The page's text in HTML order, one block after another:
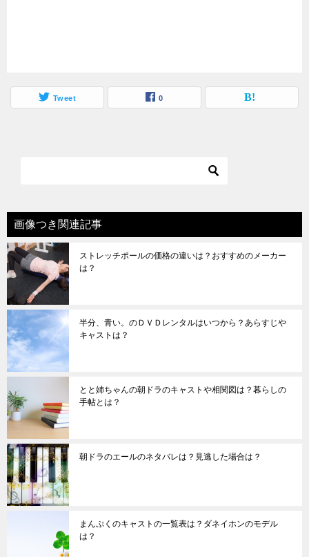
Tweet 0
画像つき関連記事
ストレッチポールの価格の違いは？おすすめのメーカー
は？
半分、青い。のＤＶＤレンタルはいつから？あらすじや
キャストは？
とと姉ちゃんの朝ドラのキャストや相関図は？暮らしの
手帖とは？
朝ドラのエールのネタバレは？見逃した場合は？
まんぷくのキャストの一覧表は？ダネイホンのモデル
は？